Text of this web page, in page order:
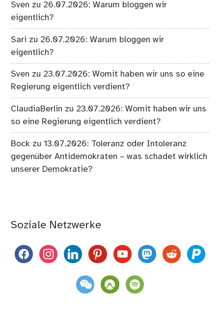
Sven zu 26.07.2026: Warum bloggen wir
eigentlich?
Sari zu 26.07.2026: Warum bloggen wir
eigentlich?
Sven zu 23.07.2026: Womit haben wir uns so eine
Regierung eigentlich verdient?
ClaudiaBerlin zu 23.07.2026: Womit haben wir uns
so eine Regierung eigentlich verdient?
Bock zu13.07.2026: Toleranz oder Intoleranz
gegenüber Antidemokraten – was schadet wirklich
unserer Demokratie?
Soziale Netzwerke
facebookinstagramlinkedinpinterestyoutubemastodon
reddit paypal
weixin komootspotify